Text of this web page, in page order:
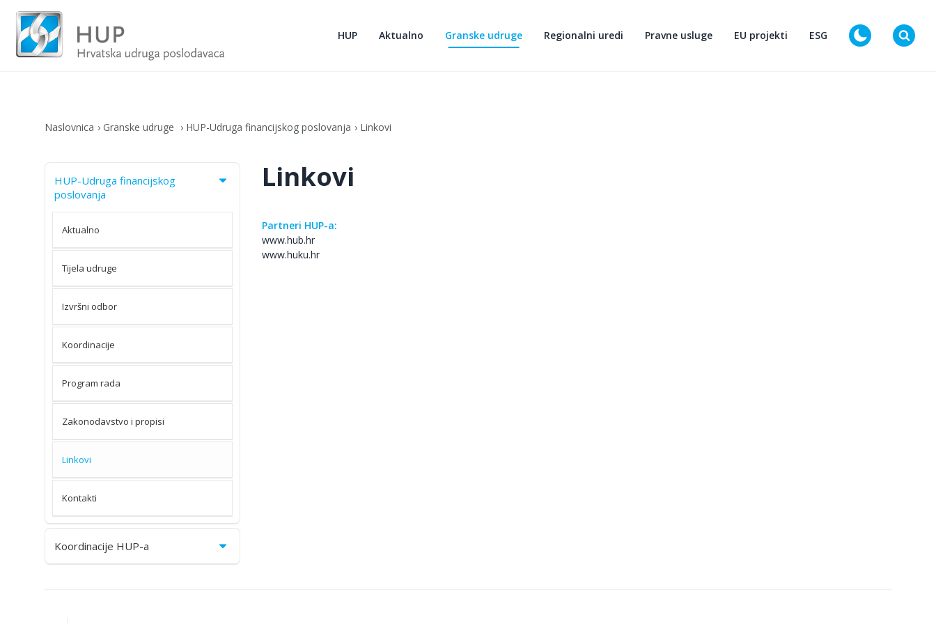
HUP Aktualno Granske udruge Regionalni uredi Pravne usluge EU projekti ESG D
Naslovnica Granske udruge HUP-Udruga financijskog poslovanja Linkovi
HUP-Udruga financijskog
poslovanja
Aktualno
Tijela udruge
Izvršni odbor
Koordinacije
Program rada
Zakonodavstvo i propisi
Linkovi
Kontakti
Koordinacije HUP-a
Linkovi
Partneri HUP-a:
www.hub.hr
www.huku.hr